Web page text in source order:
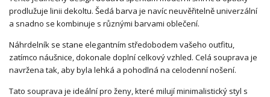
prodlužuje linii dekoltu. Šedá barva je navíc neuvěřitelně univerzální
a snadno se kombinuje s různými barvami oblečení.
Náhrdelník se stane elegantním středobodem vašeho outfitu,
zatímco náušnice, dokonale doplní celkový vzhled. Celá souprava je
navržena tak, aby byla lehká a pohodlná na celodenní nošení.
Tato souprava je ideální pro ženy, které milují minimalistický styl s